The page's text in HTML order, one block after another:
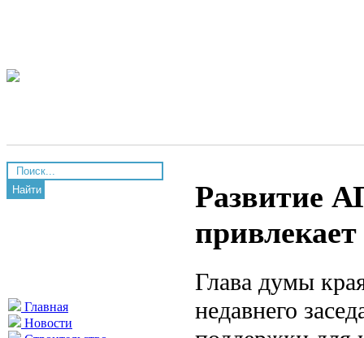
Найти
Главная
Новости
Развитие
Глава думы
недавнего